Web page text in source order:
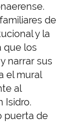
de
y la
que los
narrar sus
el mural
al
Isidro.
puerta de